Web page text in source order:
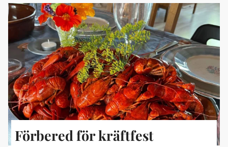
Förbered för kräftfest